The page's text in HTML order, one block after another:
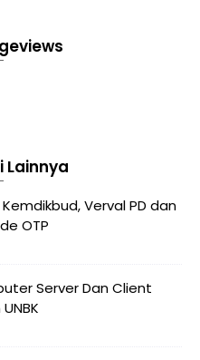
Lainnya
Kemdikbud, Verval PD dan
OTP
Server Dan Client